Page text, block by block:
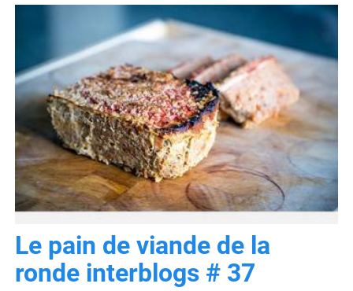
Le pain de viande de la
ronde interblogs # 37